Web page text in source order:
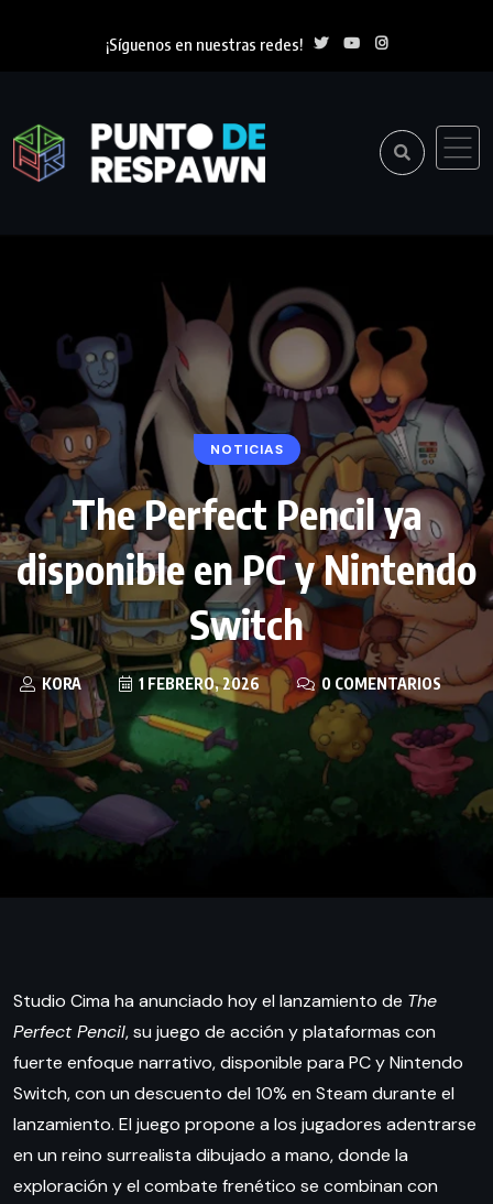
¡Síguenos en nuestras redes!
NOTICIAS
The Perfect Pencil ya
disponible en PC y Nintendo
Switch
KORA 1 FEBRERO, 2026 0 COMENTARIOS
Studio Cima ha anunciado hoy el lanzamiento de The
Perfect Pencil, su juego de acción y plataformas con
fuerte enfoque narrativo, disponible para PC y Nintendo
Switch, con un descuento del 10% en Steam durante el
lanzamiento. El juego propone a los jugadores adentrarse
en un reino surrealista dibujado a mano, donde la
exploración y el combate frenético se combinan con